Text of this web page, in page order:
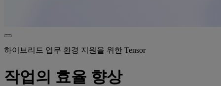
하이브리드 업무 환경 지원을 위한 Tensor
작업의 효율 향상